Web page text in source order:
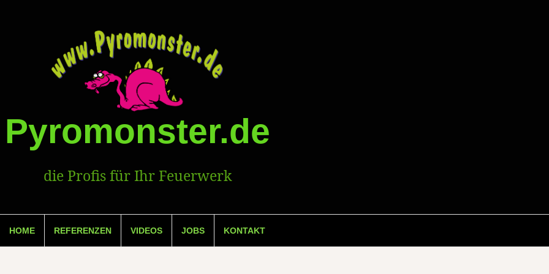
Pyromonster.de
die Profis für Ihr Feuerwerk
HOME REFERENZEN VIDEOS JOBS KONTAKT